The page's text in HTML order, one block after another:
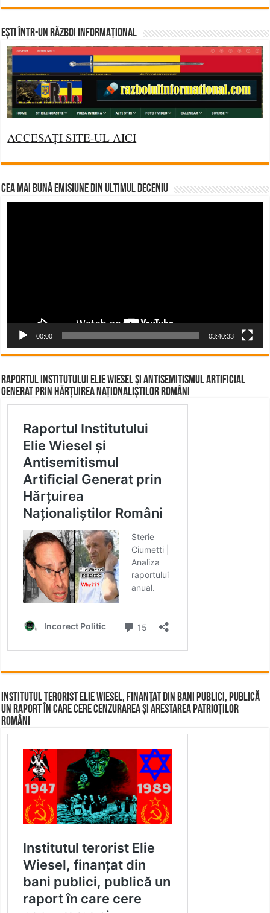
Ești într-un RĂZBOI INFORMAȚIONAL
ACCESAȚI SITE-UL AICI
CEA MAI BUNĂ EMISIUNE DIN ULTIMUL DECENIU
00:00 03:40:33
Raportul Institutului Elie Wiesel și Antisemitismul Artificial
Generat prin Hărțuirea Naționaliștilor Români
Institutul terorist Elie Wiesel, finanțat din bani publici, publică
un raport în care cere cenzurarea și arestarea patrioților
români